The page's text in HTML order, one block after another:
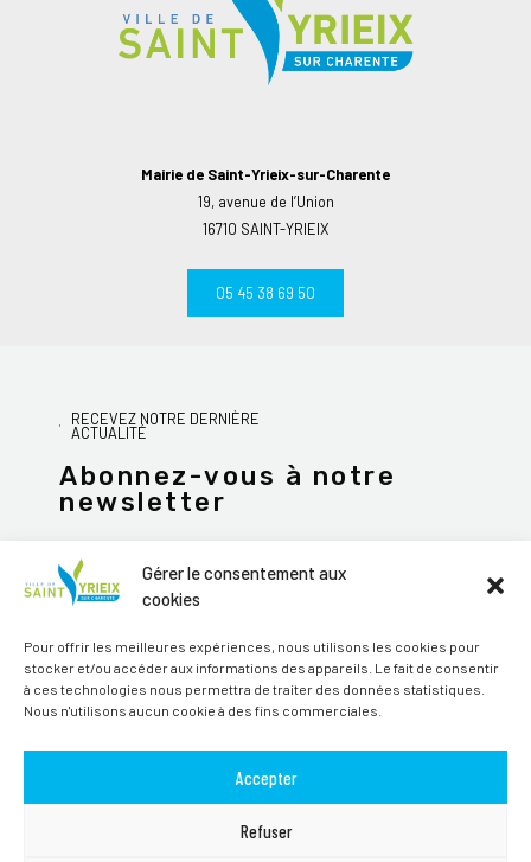
Gérer le consentement aux
cookies
Pour offrir les meilleures expériences, nous utilisons les cookies pour
stocker et/ou accéder aux informations des appareils. Le fait de consentir
à ces technologies nous permettra de traiter des données statistiques.
Nous n'utilisons aucun cookie à des fins commerciales.
Accepter
Refuser
Mairie de Saint-Yrieix-sur-Charente
19, avenue de l’Union
16710 SAINT-YRIEIX
05 45 38 69 50
RECEVEZ NOTRE DERNIÈRE
ACTUALITÉ
Abonnez-vous à notre
newsletter
JE M'ABONNE
Alternative: